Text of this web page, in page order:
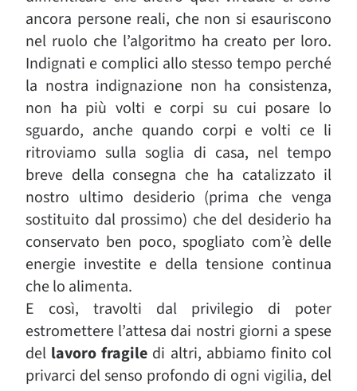
ancora persone reali, che non si esauriscono
nel ruolo che l’algoritmo ha creato per loro.
Indignati e complici allo stesso tempo perché
la nostra indignazione non ha consistenza,
non ha più volti e corpi su cui posare lo
sguardo, anche quando corpi e volti ce li
ritroviamo sulla soglia di casa, nel tempo
breve della consegna che ha catalizzato il
nostro ultimo desiderio (prima che venga
sostituito dal prossimo) che del desiderio ha
conservato ben poco, spogliato com’è delle
energie investite e della tensione continua
che lo alimenta.
E così, travolti dal privilegio di poter
estromettere l’attesa dai nostri giorni a spese
del lavoro fragile di altri, abbiamo finito col
privarci del senso profondo di ogni vigilia, del